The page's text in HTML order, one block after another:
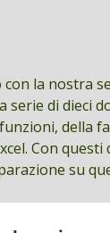
la nostra
serie di dieci
della
Con
su